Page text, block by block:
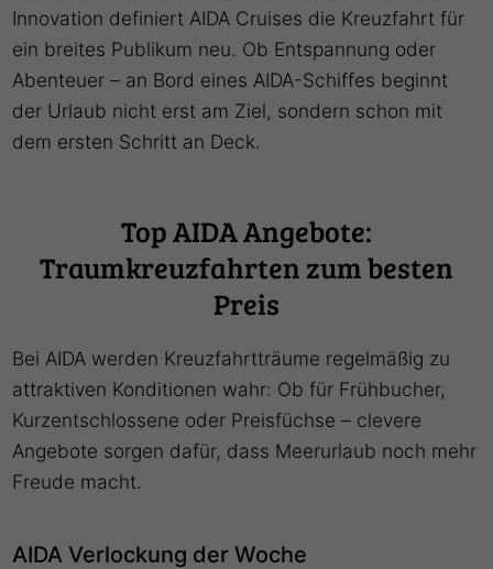
Innovation definiert AIDA Cruises die Kreuzfahrt für
ein breites Publikum neu. Ob Entspannung oder
Abenteuer – an Bord eines AIDA-Schiffes beginnt
der Urlaub nicht erst am Ziel, sondern schon mit
dem ersten Schritt an Deck.
Top AIDA Angebote:
Traumkreuzfahrten zum besten
Preis
Bei AIDA werden Kreuzfahrtträume regelmäßig zu
attraktiven Konditionen wahr: Ob für Frühbucher,
Kurzentschlossene oder Preisfüchse – clevere
Angebote sorgen dafür, dass Meerurlaub noch mehr
Freude macht.
AIDA Verlockung der Woche